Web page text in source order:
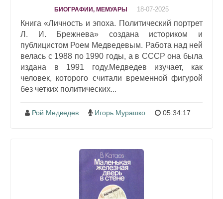
БИОГРАФИИ, МЕМУАРЫ 18-07-2025
Книга «Личность и эпоха. Политический портрет
Л. И. Брежнева» создана историком и
публицистом Роем Медведевым. Работа над ней
велась с 1988 по 1990 годы, а в СССР она была
издана в 1991 году.Медведев изучает, как
человек, которого считали временной фигурой
без четких политических...
Рой Медведев Игорь Мурашко 05:34:17